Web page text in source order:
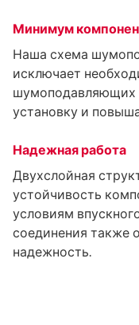
Минимум
Наша схема
исключает
шумоподавляющих
установку и
Надежная работа
Двухслойная
устойчивость
условиям
соединения также
надежность.